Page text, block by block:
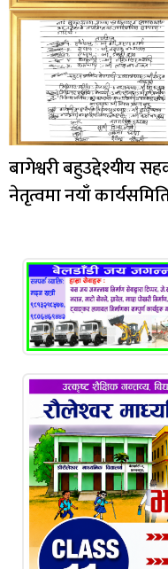
बागेश्वरी बहुउद्देश्यीय
नेतृत्वमा नयाँ